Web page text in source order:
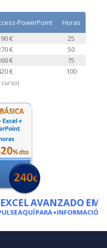
PowerPoint
Horas
€
25
€
50
€
75
€ 100
curso)
AVANZADO
AQUÍ PARA +INFORMACIÓN